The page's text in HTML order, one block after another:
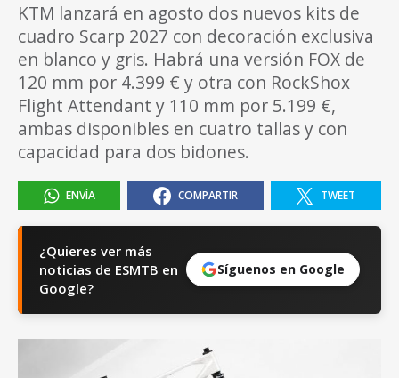
KTM lanzará en agosto dos nuevos kits de
cuadro Scarp 2027 con decoración exclusiva
en blanco y gris. Habrá una versión FOX de
120 mm por 4.399 € y otra con RockShox
Flight Attendant y 110 mm por 5.199 €,
ambas disponibles en cuatro tallas y con
capacidad para dos bidones.
ENVÍA COMPARTIR TWEET
¿Quieres ver más
noticias de ESMTB en
Google?
Síguenos en Google